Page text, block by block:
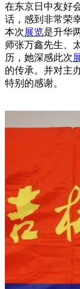
在东京日中友好
话，感到非常荣
本次展览是升华
师张万鑫先生、
历，她深感此次
的传承。并对主
特别的感谢。